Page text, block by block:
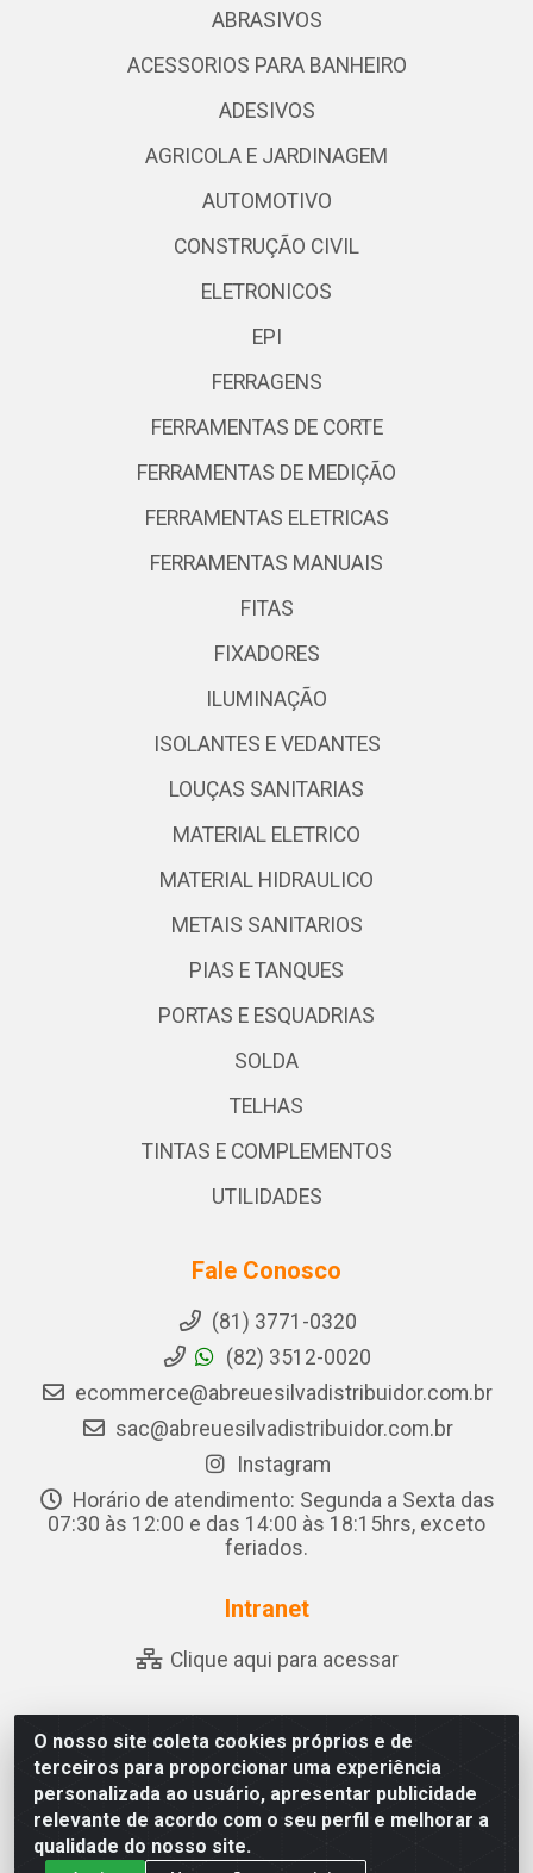
O nosso site coleta cookies próprios e de
terceiros para proporcionar uma experiência
personalizada ao usuário, apresentar publicidade
relevante de acordo com o seu perfil e melhorar a
qualidade do nosso site.
ABRASIVOS
ACESSORIOS PARA BANHEIRO
ADESIVOS
AGRICOLA E JARDINAGEM
AUTOMOTIVO
CONSTRUÇÃO CIVIL
ELETRONICOS
EPI
FERRAGENS
FERRAMENTAS DE CORTE
FERRAMENTAS DE MEDIÇÃO
FERRAMENTAS ELETRICAS
FERRAMENTAS MANUAIS
FITAS
FIXADORES
ILUMINAÇÃO
ISOLANTES E VEDANTES
LOUÇAS SANITARIAS
MATERIAL ELETRICO
MATERIAL HIDRAULICO
METAIS SANITARIOS
PIAS E TANQUES
PORTAS E ESQUADRIAS
SOLDA
TELHAS
TINTAS E COMPLEMENTOS
UTILIDADES
Fale Conosco
(81) 3771-0320
(82) 3512-0020
ecommerce@abreuesilvadistribuidor.com.br
sac@abreuesilvadistribuidor.com.br
Instagram
Horário de atendimento: Segunda a Sexta das
07:30 às 12:00 e das 14:00 às 18:15hrs, exceto
feriados.
Intranet
Clique aqui para acessar
Abreu & Silva - Rua Padre Jose de Souza Leite, 265 - Ariado,
Olho D'Água das Flores/AL - CEP 57.442-000 - CNPJ
04.790.656/0001-06